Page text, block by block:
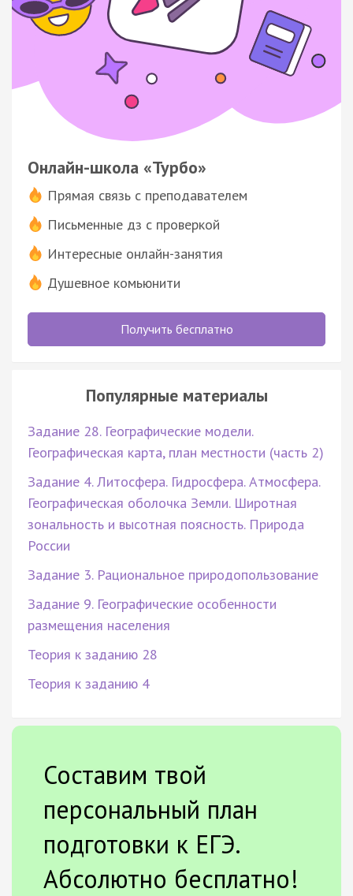
Онлайн-школа «Турбо»
Прямая связь с преподавателем
Письменные дз с проверкой
Интересные онлайн-занятия
Душевное комьюнити
Получить бесплатно
Популярные материалы
Задание 28. Географические модели.
Географическая карта, план местности (часть 2)
Задание 4. Литосфера. Гидросфера. Атмосфера.
Географическая оболочка Земли. Широтная
зональность и высотная поясность. Природа
России
Задание 3. Рациональное природопользование
Задание 9. Географические особенности
размещения населения
Теория к заданию 28
Теория к заданию 4
Составим твой
персональный план
подготовки к ЕГЭ.
Абсолютно бесплатно!